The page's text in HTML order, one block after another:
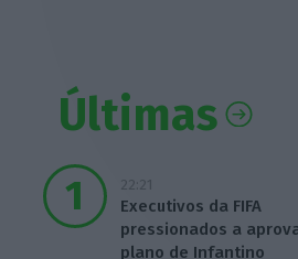
Últimas
22:21
Executivos da FIFA
pressionados a
plano de Infantino